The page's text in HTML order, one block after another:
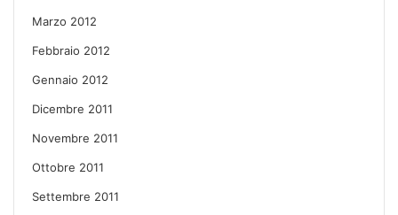
Marzo 2012
Febbraio 2012
Gennaio 2012
Dicembre 2011
Novembre 2011
Ottobre 2011
Settembre 2011